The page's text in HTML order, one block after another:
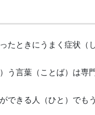
たときにうまく症状（
う言葉（ことば）は専
できる人（ひと）でも